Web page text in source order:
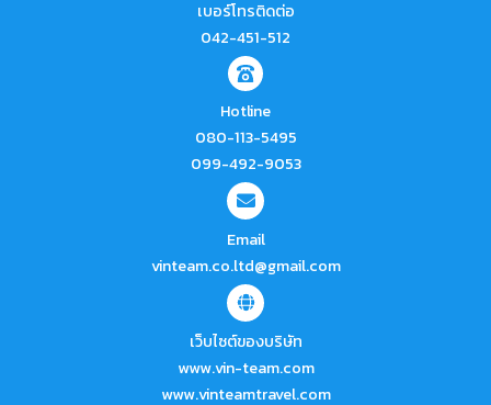
เบอร์โทรติดต่อ
042-451-512
Hotline
080-113-5495
099-492-9053
Email
vinteam.co.ltd@gmail.com
เว็บไซต์ของบริษัท
www.vin-team.com
www.vinteamtravel.com